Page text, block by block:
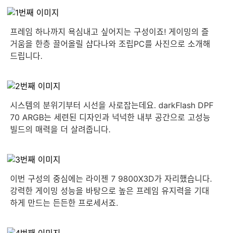
프레임 하나까지 욕심내고 싶어지는 구성이죠! 게이밍의 즐
거움을 한층 끌어올릴 샵다나와 조립PC를 사진으로 소개해
드립니다.
시스템의 분위기부터 시선을 사로잡는데요. darkFlash DPF
70 ARGB는 세련된 디자인과 넉넉한 내부 공간으로 고성능
빌드의 매력을 더 살려줍니다.
이번 구성의 중심에는 라이젠 7 9800X3D가 자리했습니다.
강력한 게이밍 성능을 바탕으로 높은 프레임 유지력을 기대
하게 만드는 든든한 프로세서죠.